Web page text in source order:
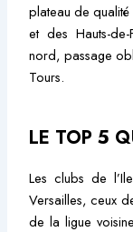
plateau de
et des Hauts-
nord, passage
Tours.
LE TOP 5
Les clubs de
Versailles, ceux
de la ligue